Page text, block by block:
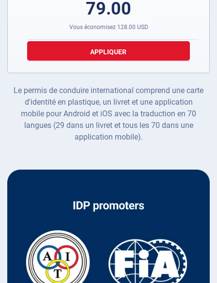
79.00
Vous économisez 128.00 USD
APPLIQUER
Le permis de conduire international comprend une carte
d'identité en plastique, un livret et une application
mobile pour Android et iOS avec la traduction en 70
langues (29 dans un livret et tous les 70 dans une
application mobile).